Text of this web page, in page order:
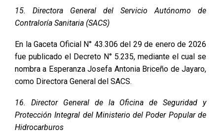
15. Directora General del Servicio Autónomo de
Contraloría Sanitaria (SACS)
En la Gaceta Oficial N° 43.306 del 29 de enero de 2026
fue publicado el Decreto N° 5.235, mediante el cual se
nombra a Esperanza Josefa Antonia Briceño de Jayaro,
como Directora General del SACS.
16. Director General de la Oficina de Seguridad y
Protección Integral del Ministerio del Poder Popular de
Hidrocarburos